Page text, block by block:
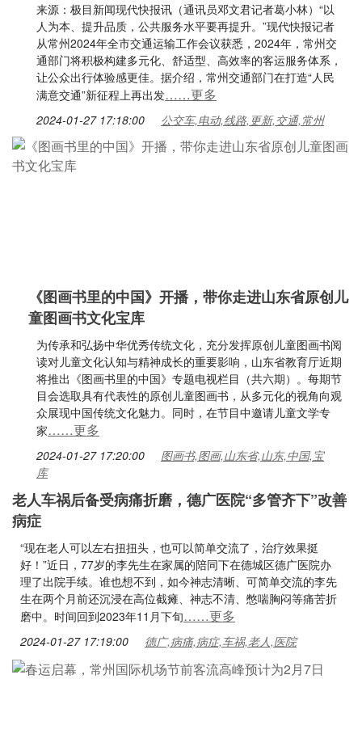
来源：极目新闻现代快报讯（通讯员邓文君记者葛小林）“以
人为本、提升品质，公共服务水平要再提升。”现代快报记者
从常州2024年全市交通运输工作会议获悉，2024年，常州交
通部门将积极构建多元化、舒适型、高效率的客运服务体系，
让公众出行体验感更佳。据介绍，常州交通部门在打造“人民
满意交通”新征程上再出发……更多
2024-01-27 17:18:00 公交车,电动,线路,更新,交通,常州
《图画书里的中国》开播，带你走进山东省原创儿
童图画书文化宝库
为传承和弘扬中华优秀传统文化，充分发挥原创儿童图画书阅
读对儿童文化认知与精神成长的重要影响，山东省教育厅近期
将推出《图画书里的中国》专题电视栏目（共六期）。每期节
目会选取具有代表性的原创儿童图画书，从多元化的视角向观
众展现中国传统文化魅力。同时，在节目中邀请儿童文学专
家……更多
2024-01-27 17:20:00
图画书,图画,山东省,山东,中国,宝
库
老人车祸后备受病痛折磨，德广医院“多管齐下”改善
病症
“现在老人可以左右扭扭头，也可以简单交流了，治疗效果挺
好！”近日，77岁的李先生在家属的陪同下在德城区德广医院办
理了出院手续。谁也想不到，如今神志清晰、可简单交流的李先
生在两个月前还沉浸在高位截瘫、神志不清、憋喘胸闷等痛苦折
磨中。时间回到2023年11月下旬……更多
2024-01-27 17:19:00 德广,病痛,病症,车祸,老人,医院